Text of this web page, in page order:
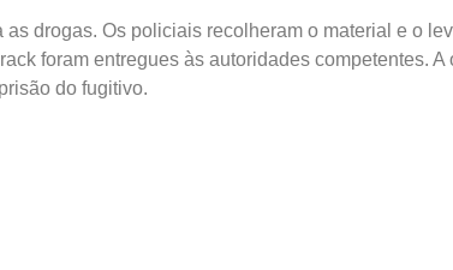
drogas. Os policiais recolheram o material e o
foram entregues às autoridades competentes. A
do fugitivo.